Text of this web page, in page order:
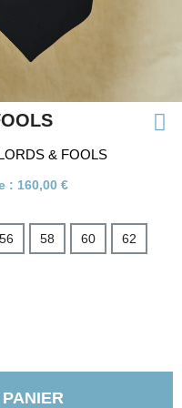
& FOOLS
: 160,00 €
56 58 60 62